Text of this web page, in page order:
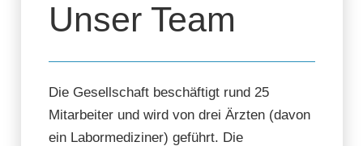
Unser Team
Die Gesellschaft beschäftigt rund 25
Mitarbeiter und wird von drei Ärzten (davon
ein Labormediziner) geführt. Die